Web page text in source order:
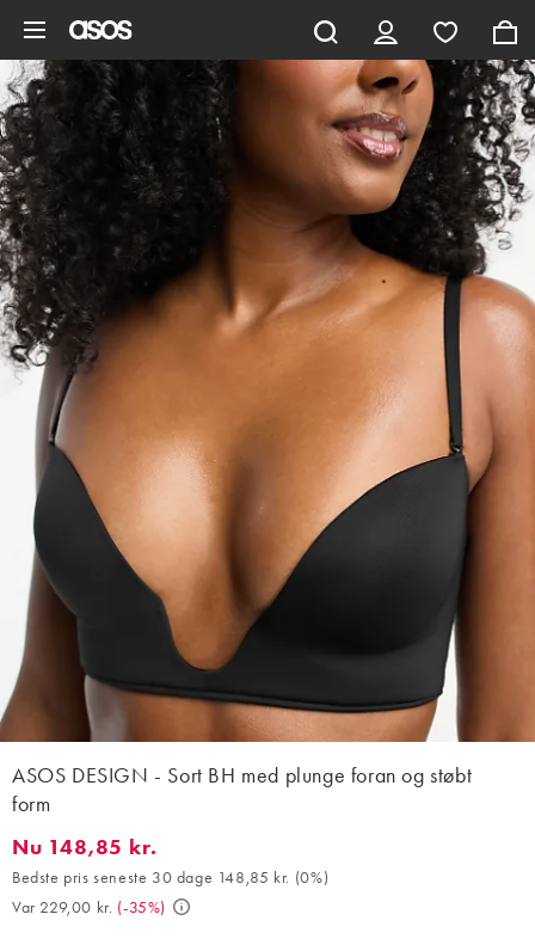
ASOS DESIGN - Sort BH med plunge foran og støbt
form
Nu 148,85 kr.. Bedste pris seneste 30 dage 148,85 kr. (0%). Var
Nu 148,85 kr.
Bedste pris seneste 30 dage 148,85 kr. (0%)
Var 229,00 kr. (-35%)